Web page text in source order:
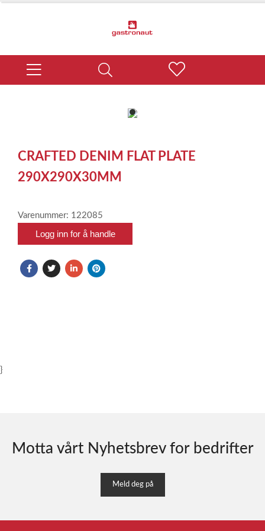
item
of
1
CRAFTED DENIM FLAT PLATE
290X290X30MM
Varenummer: 122085
Logg inn for å handle
}
Motta vårt Nyhetsbrev for bedrifter
Meld deg på